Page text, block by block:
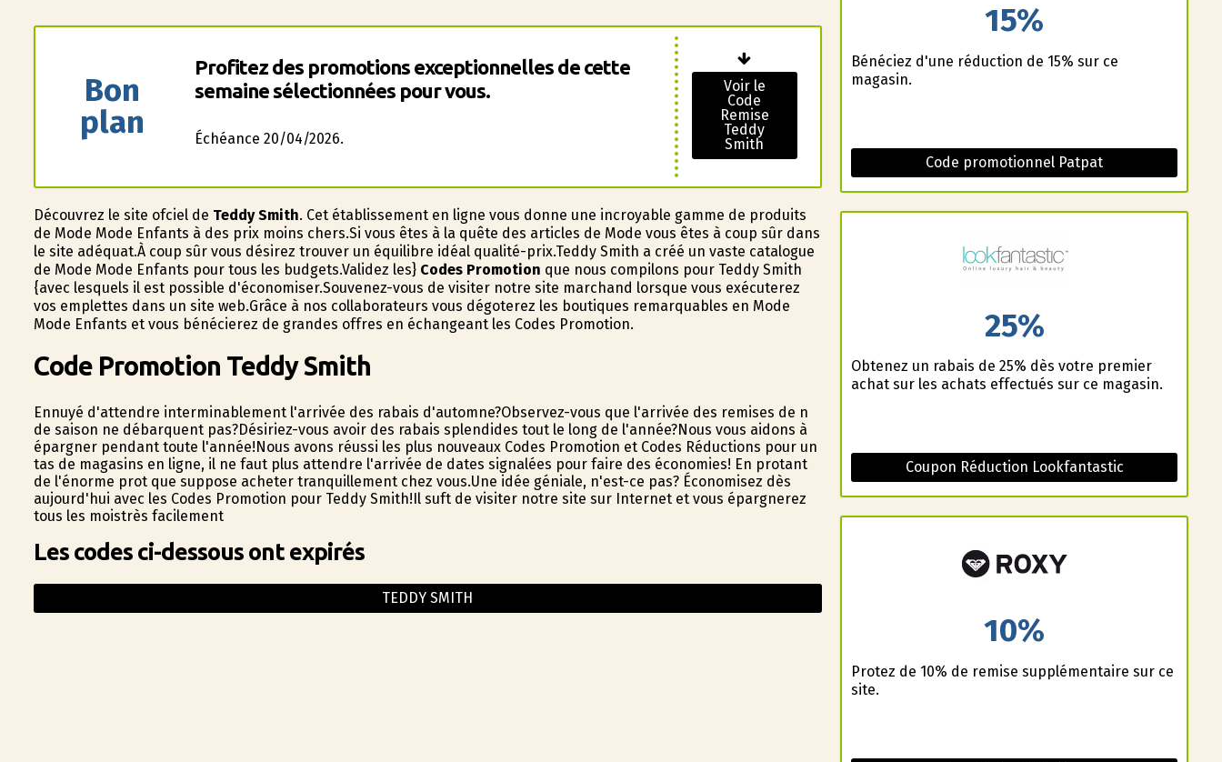
Bon
plan
Profitez des promotions exceptionnelles de cette
semaine sélectionnées pour vous.
Échéance 20/04/2026.
Voir le
Code
Remise
Teddy
Smith
Découvrez le site officiel de Teddy Smith. Cet établissement en ligne vous donne une incroyable gamme de produits
de Mode Mode Enfants à des prix moins chers.Si vous êtes à la quête des articles de Mode vous êtes à coup sûr dans
le site adéquat.À coup sûr vous désirez trouver un équilibre idéal qualité-prix.Teddy Smith a créé un vaste catalogue
de Mode Mode Enfants pour tous les budgets.Validez les} Codes Promotion que nous compilons pour Teddy Smith
{avec lesquels il est possible d'économiser.Souvenez-vous de visiter notre site marchand lorsque vous exécuterez
vos emplettes dans un site web.Grâce à nos collaborateurs vous dégoterez les boutiques remarquables en Mode
Mode Enfants et vous bénéficierez de grandes offres en échangeant les Codes Promotion.
Code Promotion Teddy Smith
Ennuyé d'attendre interminablement l'arrivée des rabais d'automne?Observez-vous que l'arrivée des remises de fin
de saison ne débarquent pas?Désiriez-vous avoir des rabais splendides tout le long de l'année?Nous vous aidons à
épargner pendant toute l'année!Nous avons réussi les plus nouveaux Codes Promotion et Codes Réductions pour un
tas de magasins en ligne, il ne faut plus attendre l'arrivée de dates signalées pour faire des économies! En profitant
de l'énorme profit que suppose acheter tranquillement chez vous.Une idée géniale, n'est-ce pas? Économisez dès
aujourd'hui avec les Codes Promotion pour Teddy Smith!Il suffit de visiter notre site sur Internet et vous épargnerez
tous les moistrès facilement
Les codes ci-dessous ont expirés
TEDDY SMITH
15%
Bénéficiez d'une réduction de 15% sur ce
magasin.
Code promotionnel Patpat
25%
Obtenez un rabais de 25% dès votre premier
achat sur les achats effectués sur ce magasin.
Coupon Réduction Lookfantastic
10%
Profitez de 10% de remise supplémentaire sur ce
site.